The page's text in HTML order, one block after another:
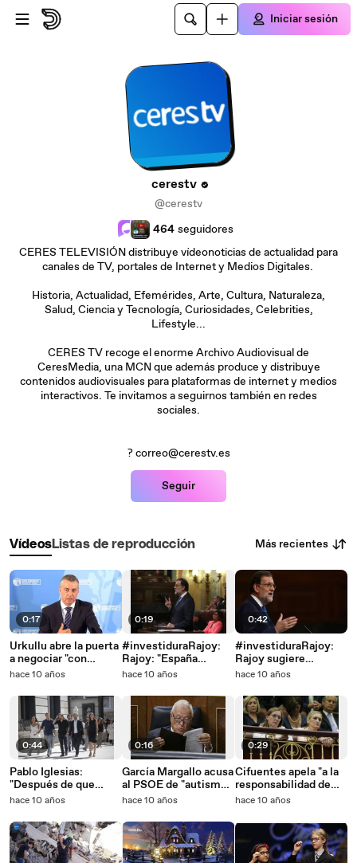
Saltar al contenido principal
Iniciar sesión
cerestv
@cerestv
464 seguidores
CERES TELEVISIÓN distribuye vídeonoticias de actualidad para
canales de TV, portales de Internet y Medios Digitales.
Historia, Actualidad, Efemérides, Arte, Cultura, Naturaleza,
Salud, Ciencia y Tecnología, Curiosidades, Celebrities,
Lifestyle...
CERES TV recoge el enorme Archivo Audiovisual de
CeresMedia, una MCN que además produce y distribuye
contenidos audiovisuales para plataformas de internet y medios
interactivos. Te invitamos a seguirnos también en redes
sociales.
? correo@cerestv.es
Seguir
VídeosListas de reproducción Más recientes
0:17
Urkullu abre la puerta
a negociar "con
todos" tras las
hace 10 años
0:44
Pablo Iglesias:
"Después de que
fracase Rajoy,
intentarlo"
hace 10 años
0:19
#investiduraRajoy:
Rajoy: "España
necesita un Gobierno
no existe alternativa
viable"
hace 10 años
0:16
García Margallo acusa
al PSOE de "autismo
moral"
hace 10 años
0:42
#investiduraRajoy:
Rajoy sugiere
fortalecer el sistema
hace 10 años
0:29
Cifuentes apela "a la
responsabilidad de
los líderes socialistas
elecciones"
hace 10 años